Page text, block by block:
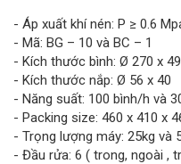
- Áp xuất khí nén: P ≥ 0.6
- Mã: BG – 10 và BC – 1
- Kích thước bình: Ø 270 x
- Kích thước nắp: Ø 56 x 40
- Năng suất: 100 bình/h và
- Packing size: 460 x 410 x
- Trọng lượng máy: 25kg và
- Đầu rửa: 6 ( trong, ngoài ,